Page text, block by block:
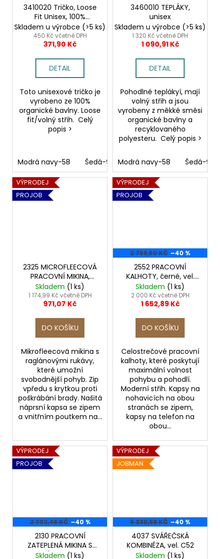
3410020 Tričko, Loose
Fit Unisex, 100%
Organická bavlna
Skladem u výrobce (>5 ks)
450 Kč včetně DPH
371,90 Kč
DETAIL
Toto unisexové tričko je
vyrobeno ze 100%
organické bavlny. Loose
fit/volný střih. Celý
popis >
Modrá navy-58 Šedá-98 Černá-99 Bříza - 170
3460010 TEPLÁKY,
unisex
Skladem u výrobce (>5 ks)
1 320 Kč včetně DPH
1 090,91 Kč
DETAIL
Pohodlné teplákyí, mají
volný střih a jsou
vyrobeny z měkké směsi
organické bavlny a
recyklovaného
polyesteru. Celý popis >
Modrá navy-58 Šedá-98
VÝPRODEJ
PROJOB
2325 MICROFLEECOVÁ
PRACOVNÍ MIKINA,
šedá, vel. XXL
Skladem (1 ks)
1 174,99 Kč včetně DPH
971,07 Kč
DO KOŠÍKU
Mikrofleecová mikina s
raglánovými rukávy,
které umožní
svobodnější pohyb. Zip
vpředu s krytkou proti
poškrábání brady. Našitá
náprsní kapsa se zipem
a vnitřním poutkem na...
VÝPRODEJ
PROJOB
2 759,50 KČ –40 %
2552 PRACOVNÍ
KALHOTY, černé, vel.
C50
Skladem (1 ks)
2 000 Kč včetně DPH
1 652,89 Kč
DO KOŠÍKU
Celostrečové pracovní
kalhoty, které poskytují
maximální volnost
pohybu a pohodlí.
Moderní střih. Kapsy na
nohavicích na obou
stranách se zipem,
kapsy na telefon na
obou...
VÝPRODEJ
PROJOB
2 702,48 KČ –40 %
2130 PRACOVNÍ
ZATEPLENÁ MIKINA S
KAPUCÍ, černá, vel. M
Skladem (1 ks)
VÝPRODEJ
JOBMAN
5 330,58 KČ –40 %
4037 SVÁŘEČSKÁ
KOMBINÉZA, vel. C52
Skladem (1 ks)